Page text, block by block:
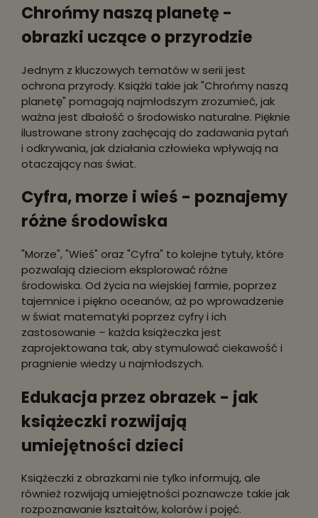
Chrońmy naszą planetę -
obrazki uczące o przyrodzie
Jednym z kluczowych tematów w serii jest
ochrona przyrody. Książki takie jak "Chrońmy naszą
planetę" pomagają najmłodszym zrozumieć, jak
ważna jest dbałość o środowisko naturalne. Pięknie
ilustrowane strony zachęcają do zadawania pytań
i odkrywania, jak działania człowieka wpływają na
otaczający nas świat.
Cyfra, morze i wieś - poznajemy
różne środowiska
"Morze", "Wieś" oraz "Cyfra" to kolejne tytuły, które
pozwalają dzieciom eksplorować różne
środowiska. Od życia na wiejskiej farmie, poprzez
tajemnice i piękno oceanów, aż po wprowadzenie
w świat matematyki poprzez cyfry i ich
zastosowanie – każda książeczka jest
zaprojektowana tak, aby stymulować ciekawość i
pragnienie wiedzy u najmłodszych.
Edukacja przez obrazek - jak
książeczki rozwijają
umiejętności dzieci
Książeczki z obrazkami nie tylko informują, ale
również rozwijają umiejętności poznawcze takie jak
rozpoznawanie kształtów, kolorów i pojęć.